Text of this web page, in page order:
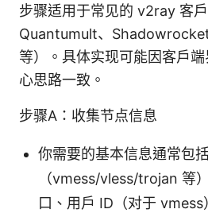
步骤适用于常见的 v2ray 客
Quantumult、
等）。具体实现可能因客户
心思路一致。
步骤A：收集节点信息
你需要的基本信息通常包
（vmess/vless/trojan 等
口、用户 ID（对于